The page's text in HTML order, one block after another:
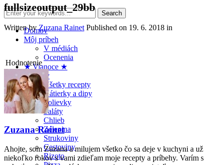
Domov
Môj príbeh
V médiách
Ocenenia
★ Vianoce ★
Recepty
Všetky recepty
Nátierky a dipy
Polievky
Šaláty
Chlieb
Zelenina
Strukoviny
Cestoviny
Rizoto
fullsizeoutput_29bb
Written byZuzana Rainet Published on 19. 6. 2018 in
Hodnotenie
Zuzana Rainet
Ahojte, som Zuzana a milujem všetko čo sa deje v kuchyni a už
niekoľko rokov s vami zdieľam moje recepty a príbehy. Varím s